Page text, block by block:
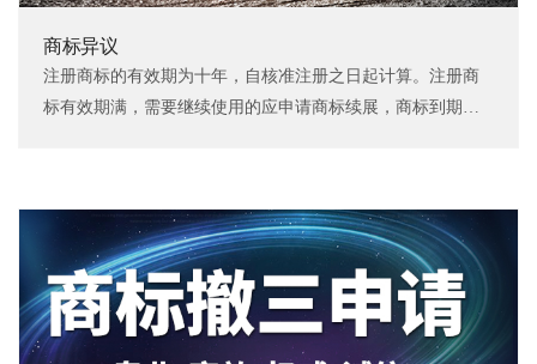
商标异议
注册商标的有效期为十年，自核准注册之日起计算。注册商
标有效期满，需要继续使用的应申请商标续展，商标到期前